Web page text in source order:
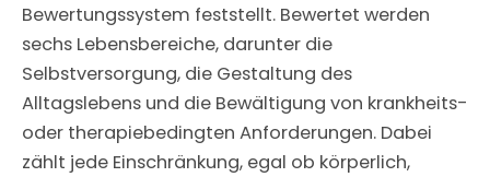
Bewertungssystem feststellt. Bewertet werden
sechs Lebensbereiche, darunter die
Selbstversorgung, die Gestaltung des
Alltagslebens und die Bewältigung von krankheits-
oder therapiebedingten Anforderungen. Dabei
zählt jede Einschränkung, egal ob körperlich,